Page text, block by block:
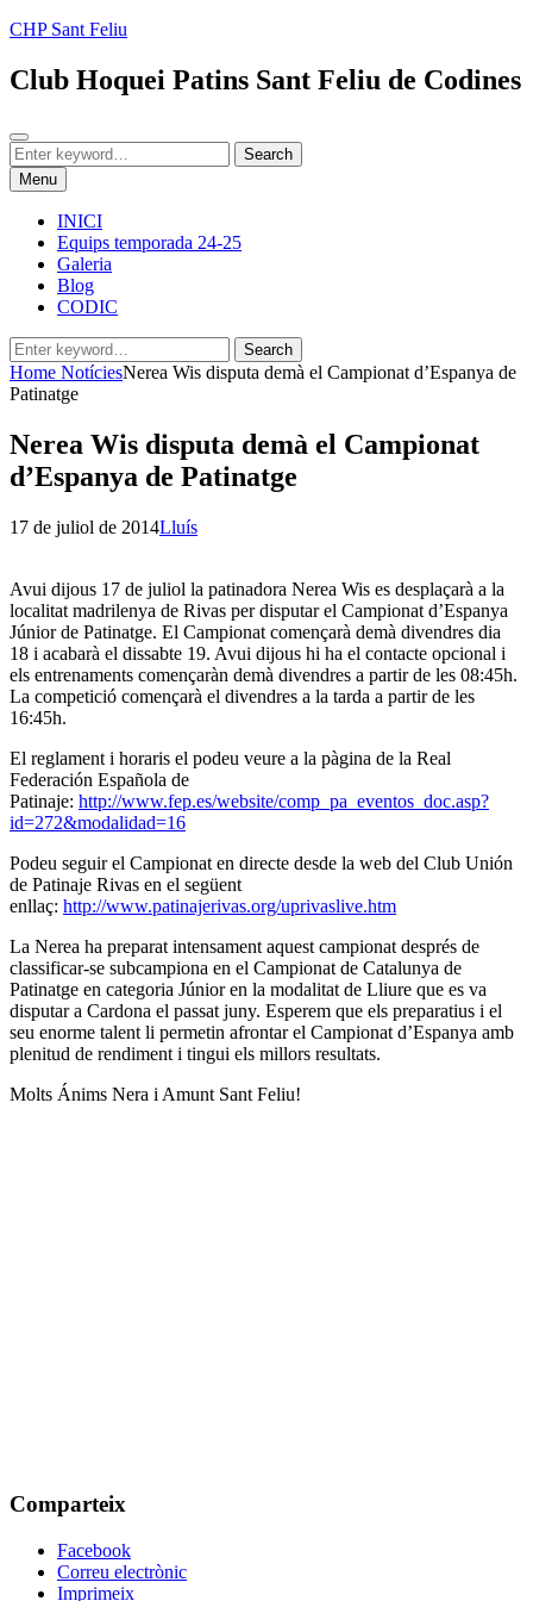
Skip
content
CHP Sant Feliu
Club Hoquei Patins Sant Feliu de Codines
Search
Search
for:
Search
Menu
INICI
Equips temporada 24-25
Galeria
Blog
CODIC
Search
for:
Search
Home NotíciesNerea Wis disputa demà el Campionat d’Espanya de
Patinatge
Nerea Wis disputa demà el Campionat
d’Espanya de Patinatge
Posted
17 de juliol de 2014by
Lluís
Avui dijous 17 de juliol la patinadora Nerea Wis es desplaçarà a la
localitat madrilenya de Rivas per disputar el Campionat d’Espanya
Júnior de Patinatge. El Campionat començarà demà divendres dia
18 i acabarà el dissabte 19. Avui dijous hi ha el contacte opcional i
els entrenaments començaràn demà divendres a partir de les 08:45h.
La competició començarà el divendres a la tarda a partir de les
16:45h.
El reglament i horaris el podeu veure a la pàgina de la Real
Federación Española de
Patinaje: http://www.fep.es/website/comp_pa_eventos_doc.asp?
id=272&modalidad=16
Podeu seguir el Campionat en directe desde la web del Club Unión
de Patinaje Rivas en el següent
enllaç: http://www.patinajerivas.org/uprivaslive.htm
La Nerea ha preparat intensament aquest campionat després de
classificar-se subcampiona en el Campionat de Catalunya de
Patinatge en categoria Júnior en la modalitat de Lliure que es va
disputar a Cardona el passat juny. Esperem que els preparatius i el
seu enorme talent li permetin afrontar el Campionat d’Espanya amb
plenitud de rendiment i tingui els millors resultats.
Molts Ánims Nera i Amunt Sant Feliu!
Comparteix
Facebook
Correu electrònic
Imprimeix